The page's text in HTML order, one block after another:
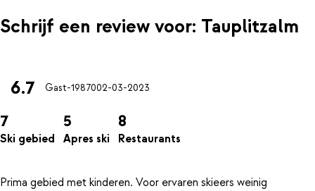
Schrijf een review voor: Tauplitzalm
6.7 Gast-1987002-03-2023
7
Ski gebied
5
Apres ski
8
Restaurants
Prima gebied met kinderen. Voor ervaren skieers weinig